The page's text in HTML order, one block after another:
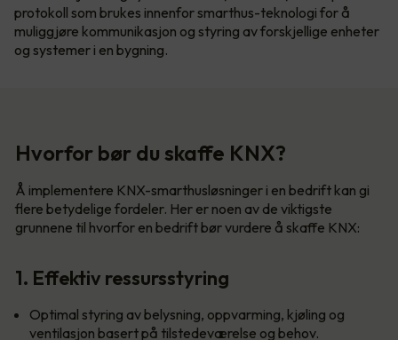
protokoll som brukes innenfor smarthus-teknologi for å
muliggjøre kommunikasjon og styring av forskjellige enheter
og systemer i en bygning.
Hvorfor bør du skaffe KNX?
Å implementere KNX-smarthusløsninger i en bedrift kan gi
flere betydelige fordeler. Her er noen av de viktigste
grunnene til hvorfor en bedrift bør vurdere å skaffe KNX:
1. Effektiv ressursstyring
Optimal styring av belysning, oppvarming, kjøling og
ventilasjon basert på tilstedeværelse og behov.